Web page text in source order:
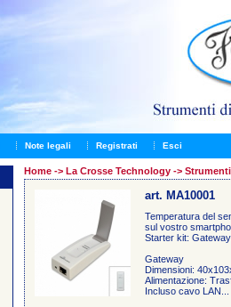
Note legali Registrati Esci
Home -> La Crosse Technology ->
art. MA10001
Temperatura del
sul vostro
Starter kit:
Gateway
Dimensioni:
Alimentazione:
Incluso cavo LAN...